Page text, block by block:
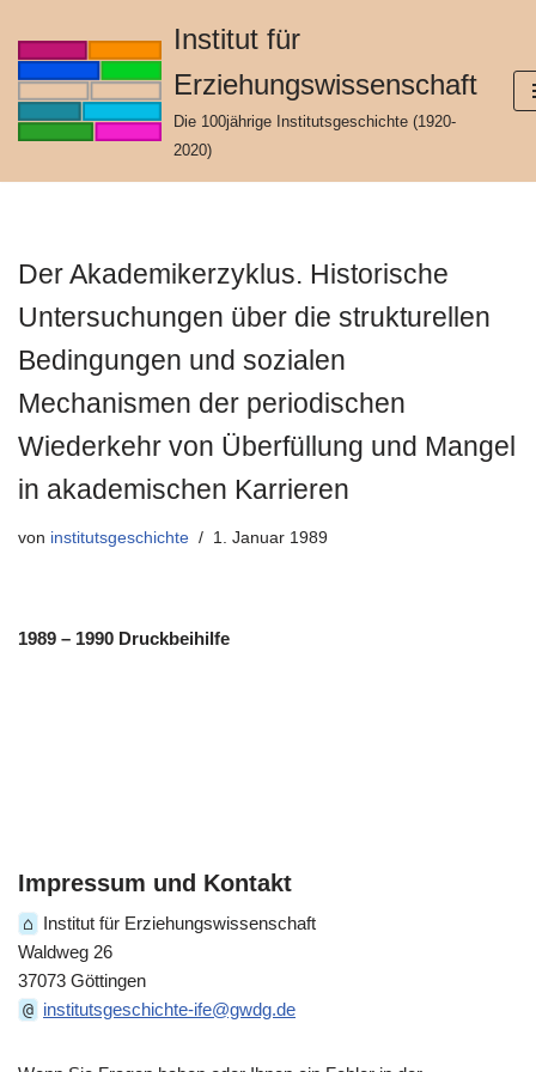
Zum
springen
Institut für
Erziehungswissenschaft
Die 100jährige Institutsgeschichte (1920-
2020)
Der Akademikerzyklus. Historische
Untersuchungen über die strukturellen
Bedingungen und sozialen
Mechanismen der periodischen
Wiederkehr von Überfüllung und Mangel
in akademischen Karrieren
von institutsgeschichte 1. Januar 1989
1989 – 1990 Druckbeihilfe
Impressum und Kontakt
⌂ Institut für Erziehungswissenschaft
Waldweg 26
37073 Göttingen
@ institutsgeschichte-ife@gwdg.de